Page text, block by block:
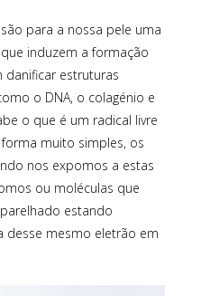
para a nossa pele uma
induzem a formação
danificar estruturas
o DNA, o colagénio e
o que é um radical livre
forma muito simples, os
nos expomos a estas
ou moléculas que
estando
desse mesmo eletrão em